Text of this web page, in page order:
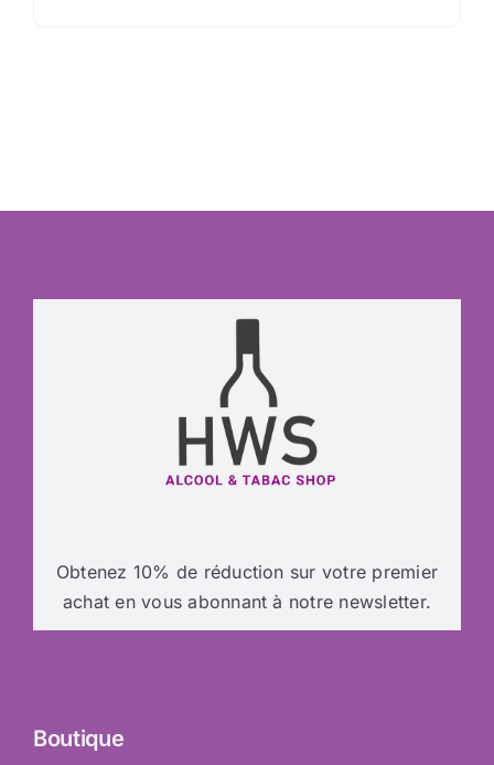
Obtenez 10% de réduction sur votre premier
achat en vous abonnant à notre newsletter.
Boutique